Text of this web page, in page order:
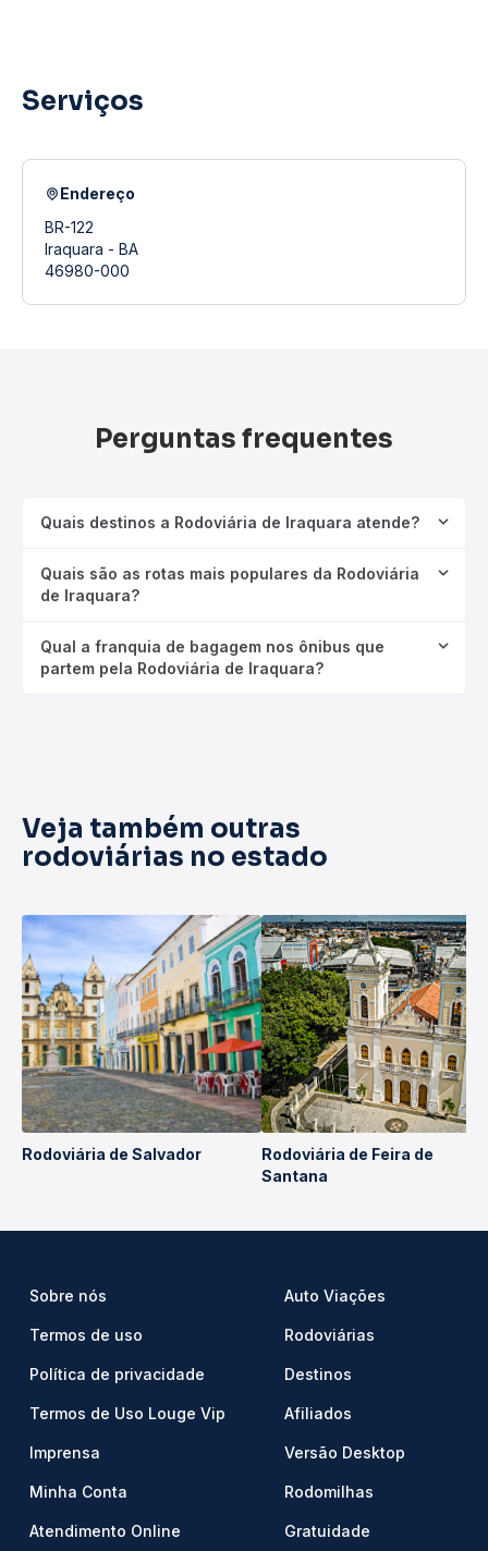
Serviços
Endereço
BR-122
Iraquara - BA
46980-000
Perguntas frequentes
Quais destinos a Rodoviária de Iraquara atende?
Quais são as rotas mais populares da Rodoviária
de Iraquara?
Qual a franquia de bagagem nos ônibus que
partem pela Rodoviária de Iraquara?
Veja também outras
rodoviárias no estado
Rodoviária de Salvador
Rodoviária de Feira de
Santana
Sobre nós
Termos de uso
Política de privacidade
Termos de Uso Louge Vip
Imprensa
Minha Conta
Atendimento Online
Auto Viações
Rodoviárias
Destinos
Afiliados
Versão Desktop
Rodomilhas
Gratuidade